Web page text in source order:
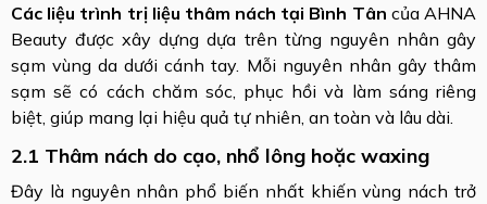
Các liệu trình trị liệu thâm nách tại Bình Tân của AHNA
Beauty được xây dựng dựa trên từng nguyên nhân gây
sạm vùng da dưới cánh tay. Mỗi nguyên nhân gây thâm
sạm sẽ có cách chăm sóc, phục hồi và làm sáng riêng
biệt, giúp mang lại hiệu quả tự nhiên, an toàn và lâu dài.
2.1 Thâm nách do cạo, nhổ lông hoặc waxing
Đây là nguyên nhân phổ biến nhất khiến vùng nách trở